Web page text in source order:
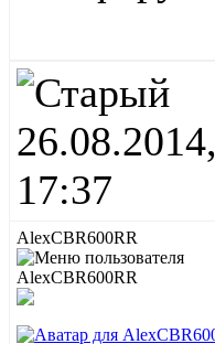
26.08.2014,
17:37
AlexCBR600RR